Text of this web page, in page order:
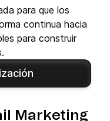
para que los
continua hacia
para construir
Marketing